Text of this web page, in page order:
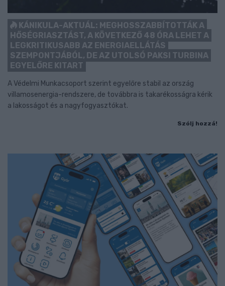
KÁNIKULA-AKTUÁL: MEGHOSSZABBÍTOTTÁK A
HŐSÉGRIASZTÁST, A KÖVETKEZŐ 48 ÓRA LEHET A
LEGKRITIKUSABB AZ ENERGIAELLÁTÁS
SZEMPONTJÁBÓL, DE AZ UTOLSÓ PAKSI TURBINA
EGYELŐRE KITART
A Védelmi Munkacsoport szerint egyelőre stabil az ország
villamosenergia-rendszere, de továbbra is takarékosságra kérik
a lakosságot és a nagyfogyasztókat.
Szólj hozzá!